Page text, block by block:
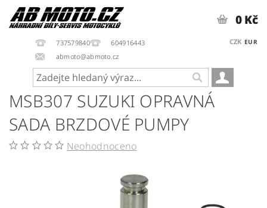
737579840
604916443
abmoto@abmoto.cz
CZK EUR
0 Kč
MSB307 SUZUKI OPRAVNÁ
SADA BRZDOVÉ PUMPY
Neohodnoceno